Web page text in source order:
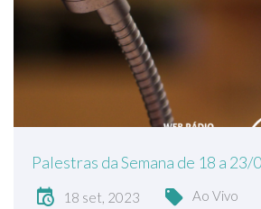
Palestras da Semana de 18 a
18 set, 2023 Ao Vivo